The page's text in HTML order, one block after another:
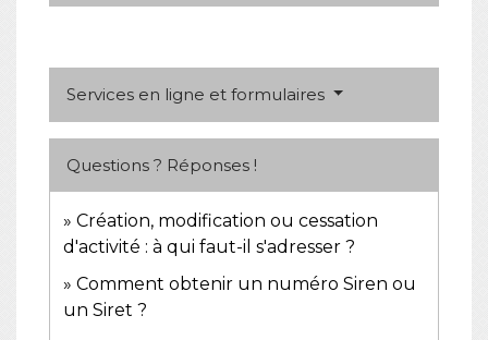
Services en ligne et formulaires
Questions ? Réponses !
Création, modification ou cessation
d'activité : à qui faut-il s'adresser ?
Comment obtenir un numéro Siren ou
un Siret ?